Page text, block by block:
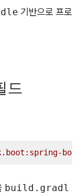
기반으로 프로
드
build.gradl